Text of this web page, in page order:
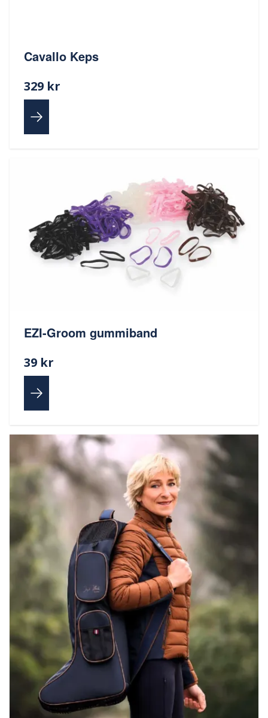
Cavallo Keps
329 kr
EZI-Groom gummiband
39 kr